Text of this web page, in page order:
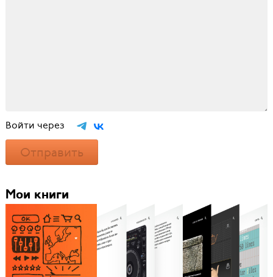
Войти через
Отправить
Мои книги